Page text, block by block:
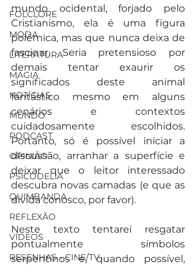
FOLCLORE
MODA
LITERATURA
MAGIA
NOTÍCIAS
MUNDO
PODCAST
OPINIÃO
PSICODELIA
QUIMBANDA
REFLEXÃO
VÍDEOS
RESENHAS - CINE/TV
mundo ocidental, forjado pelo
Cristianismo, ela é uma figura
polêmica, mas que nunca deixa de
fascinar. Seria pretensioso por
demais tentar exaurir os
significados deste animal
fantástico mesmo em alguns
cenários e contextos
cuidadosamente escolhidos.
Portanto, só é possível iniciar a
discussão, arranhar a superfície e
deixar que o leitor interessado
descubra novas camadas (e que as
divida conosco, por favor).
Neste texto tentarei resgatar
pontualmente símbolos
serpentinos e, quando possível,